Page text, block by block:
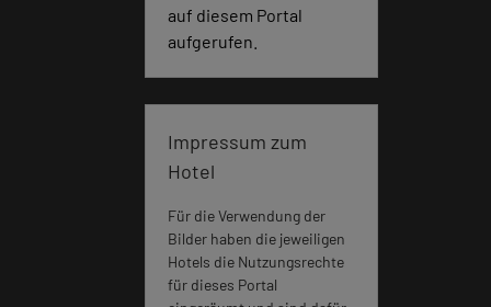
auf diesem Portal
aufgerufen.
Impressum zum
Hotel
Für die Verwendung der
Bilder haben die jeweiligen
Hotels die Nutzungsrechte
für dieses Portal